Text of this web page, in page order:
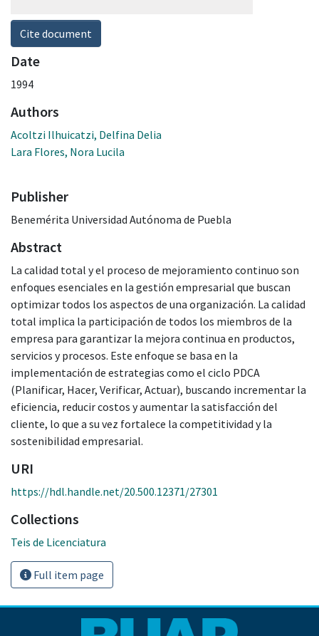
Cite document
Date
1994
Authors
Acoltzi Ilhuicatzi, Delfina Delia
Lara Flores, Nora Lucila
Publisher
Benemérita Universidad Autónoma de Puebla
Abstract
La calidad total y el proceso de mejoramiento continuo son
enfoques esenciales en la gestión empresarial que buscan
optimizar todos los aspectos de una organización. La calidad
total implica la participación de todos los miembros de la
empresa para garantizar la mejora continua en productos,
servicios y procesos. Este enfoque se basa en la
implementación de estrategias como el ciclo PDCA
(Planificar, Hacer, Verificar, Actuar), buscando incrementar la
eficiencia, reducir costos y aumentar la satisfacción del
cliente, lo que a su vez fortalece la competitividad y la
sostenibilidad empresarial.
URI
https://hdl.handle.net/20.500.12371/27301
Collections
Teis de Licenciatura
Full item page